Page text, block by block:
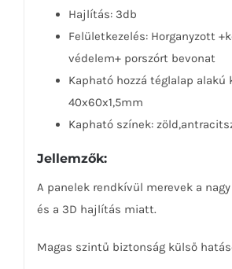
Hajlítás: 3db
Felületkezelés: Horganyzott
védelem+ porszórt bevonat
Kapható hozzá téglalap alakú
40x60x1,5mm
Kapható színek:
Jellemzők:
A panelek rendkívül merevek a
és a 3D hajlítás miatt.
Magas szintű biztonság külső